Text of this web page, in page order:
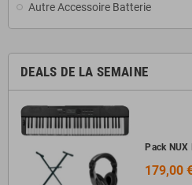
Autre Accessoire Batterie
DEALS DE LA SEMAINE
Pack
179,00